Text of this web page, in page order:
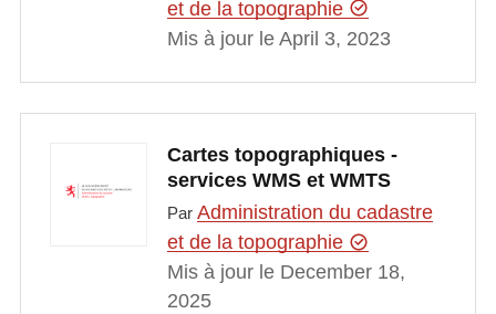
et de la topographie
Mis à jour le April 3, 2023
Cartes topographiques -
services WMS et WMTS
Par Administration du cadastre
et de la topographie
Mis à jour le December 18,
2025